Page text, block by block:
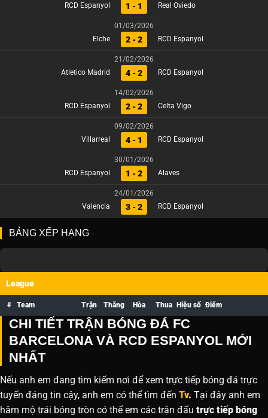
RCD Espanyol
1 - 1 Real Oviedo
01/03/2026
Elche
2 - 2 RCD Espanyol
21/02/2026
Atletico Madrid
4 - 2 RCD Espanyol
14/02/2026
RCD Espanyol
2 - 2 Celta Vigo
09/02/2026
Villarreal
4 - 1 RCD Espanyol
30/01/2026
RCD Espanyol
1 - 2 Alaves
24/01/2026
Valencia
3 - 2 RCD Espanyol
BẢNG XẾP HẠNG
League
# Team Trận Thắng Hòa Thua Hiệu số Điểm
CHI TIẾT TRẬN BÓNG ĐÁ FC
BARCELONA VÀ RCD ESPANYOL MỚI
NHẤT
Nếu anh em đang tìm kiếm nơi để xem trực tiếp bóng đá trực
tuyến đáng tin cậy, anh em có thể tìm đến Tv. Tại đây anh em
hâm mộ trái bóng tròn có thể em các trận đấu trực tiếp bóng